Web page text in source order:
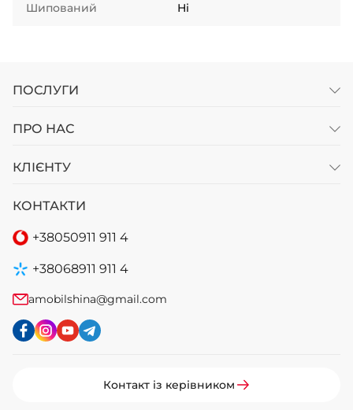
Шипований Ні
ПОСЛУГИ
ПРО НАС
КЛІЄНТУ
КОНТАКТИ
+38050911 911 4
+38068911 911 4
amobilshina@gmail.com
Контакт із керівником